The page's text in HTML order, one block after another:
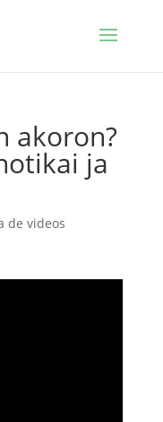
akoron?
ja
de videos